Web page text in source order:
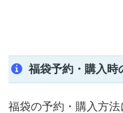
福袋予約・購入時
福袋の予約・購入方